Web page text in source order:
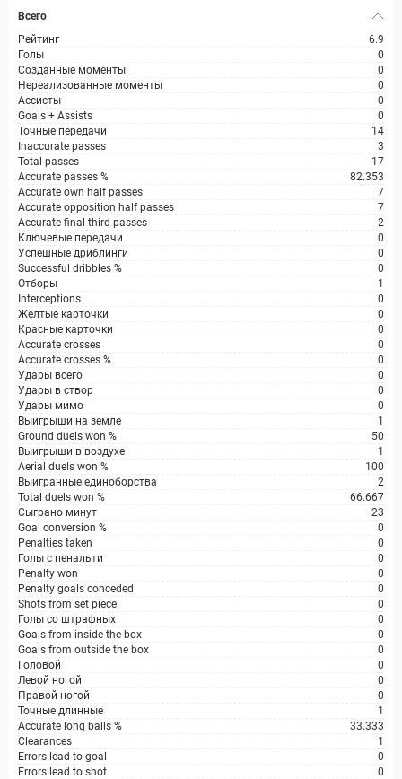
Всего
Рейтинг
6.9
Голы
0
Созданные моменты
0
Нереализованные моменты
0
Ассисты
0
Goals + Assists
0
Точные передачи
14
Inaccurate passes
3
Total passes
17
Accurate passes %
82.353
Accurate own half passes
7
Accurate opposition half passes
7
Accurate final third passes
2
Ключевые передачи
0
Успешные дриблинги
0
Successful dribbles %
0
Отборы
1
Interceptions
0
Желтые карточки
0
Красные карточки
0
Accurate crosses
0
Accurate crosses %
0
Удары всего
0
Удары в створ
0
Удары мимо
0
Выигрыши на земле
1
Ground duels won %
50
Выигрыши в воздухе
1
Aerial duels won %
100
Выигранные единоборства
2
Total duels won %
66.667
Сыграно минут
23
Goal conversion %
0
Penalties taken
0
Голы с пенальти
0
Penalty won
0
Penalty goals conceded
0
Shots from set piece
0
Голы со штрафных
0
Goals from inside the box
0
Goals from outside the box
0
Головой
0
Левой ногой
0
Правой ногой
0
Точные длинные
1
Accurate long balls %
33.333
Clearances
1
Errors lead to goal
0
Errors lead to shot
0